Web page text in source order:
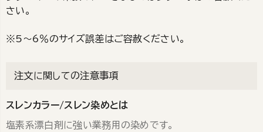
さい。
※5～6％のサイズ誤差はご容赦ください。
注文に関しての注意事項
スレンカラー/スレン染めとは
塩素系漂白剤に強い業務用の染めです。